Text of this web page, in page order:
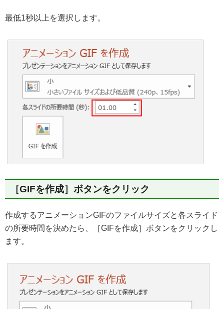
最低1秒以上を選択します。
［GIFを作成］ボタンをクリック
作成するアニメーションGIFのファイルサイズと各スライド
の所要時間を決めたら、［GIFを作成］ボタンをクリックし
ます。